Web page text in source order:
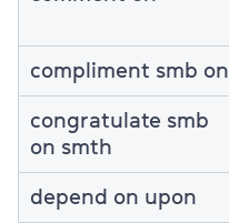
compliment smb on
congratulate smb
on smth
depend on upon